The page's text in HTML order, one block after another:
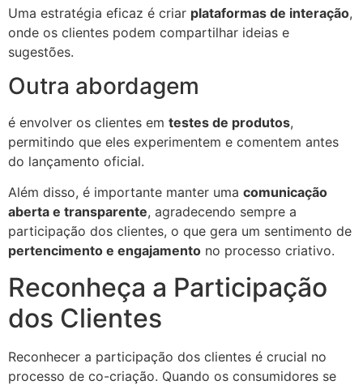
Uma estratégia eficaz é criar plataformas de interação,
onde os clientes podem compartilhar ideias e
sugestões.
Outra abordagem
é envolver os clientes em testes de produtos,
permitindo que eles experimentem e comentem antes
do lançamento oficial.
Além disso, é importante manter uma comunicação
aberta e transparente, agradecendo sempre a
participação dos clientes, o que gera um sentimento de
pertencimento e engajamento no processo criativo.
Reconheça a Participação
dos Clientes
Reconhecer a participação dos clientes é crucial no
processo de co-criação. Quando os consumidores se